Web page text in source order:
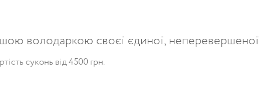
володаркою своєї єдиної, неперевершеної
суконь від4500 грн.